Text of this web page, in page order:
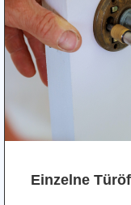
Einzelne